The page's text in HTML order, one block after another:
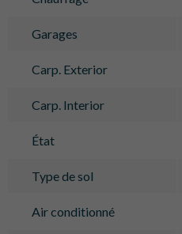
Garages
Carp. Exterior
Carp. Interior
État
Type de sol
Air conditionné